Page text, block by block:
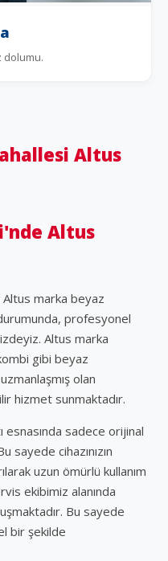
dolumu.
Altus
Altus
marka beyaz
profesyonel
Altus marka
gibi beyaz
olan
hizmet sunmaktadır.
esnasında sadece orijinal
sayede cihazınızın
uzun ömürlü kullanım
ekibimiz alanında
Bu sayede
bir şekilde